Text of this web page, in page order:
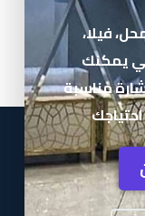
فيلا،
يمكنك
مناسبة